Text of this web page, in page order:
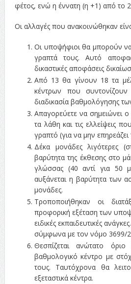
φέτος, ενώ η έννατη (η +1) από το
Οι αλλαγές που ανακοινώθηκαν
Οι υποψήφιοι θα μπορούν
γραπτά τους. Αυτό
δικαστικές αποφάσεις
Από 13 θα γίνουν 18 τα
κέντρων που
διαδικασία βαθμολόγησης
Απαγορεύετε να σημειώνει
τα λάθη και τις ελλείψεις
γραπτό (για να μην
Δέκα μονάδες λιγότερες
βαρύτητα της έκθεσης στο
γλώσσας (40 αντί για 50
αυξάνεται η βαρύτητα των
μονάδες.
Τροποποιήθηκαν οι
προφορική εξέταση των
ειδικές εκπαιδευτικές
σύμφωνα με τον νόμο 3699/
Θεσπίζεται ανώτατο
βαθμολογικό κέντρο με
τους. Ταυτόχρονα θα
εξεταστικά κέντρα.